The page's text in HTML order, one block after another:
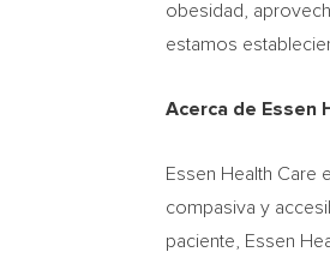
obesidad,
estamos
Acerca de Essen
Essen Health Care
compasiva y
paciente, Essen